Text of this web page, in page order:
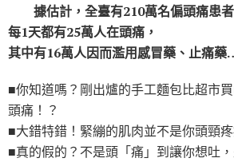
據估計，全臺有210萬名偏頭痛患者
每1天都有25萬人在頭痛，
其中有16萬人因而濫用感冒藥、止痛
■你知道嗎？剛出爐的手工麵包比超市
頭痛！？
■大錯特錯！緊繃的肌肉並不是你頭頸
■真的假的？不是頭「痛」到讓你想吐